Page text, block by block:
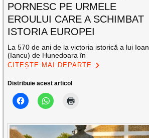
PORNESC PE URMELE
EROULUI CARE A SCHIMBAT
ISTORIA EUROPEI
La 570 de ani de la victoria istorică a lui Ioan
(Iancu) de Hunedoara în
CITEȘTE MAI DEPARTE
Distribuie acest articol